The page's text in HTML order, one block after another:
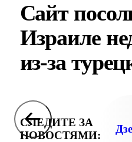
Сайт
Израиле
из-за
СЛЕДИТЕ ЗА
НОВОСТЯМИ: